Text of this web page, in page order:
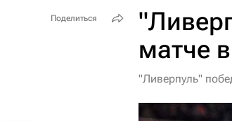
матче
"Ливерпуль"
Поделиться